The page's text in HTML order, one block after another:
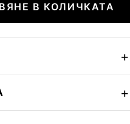
В КОЛИЧКАТА